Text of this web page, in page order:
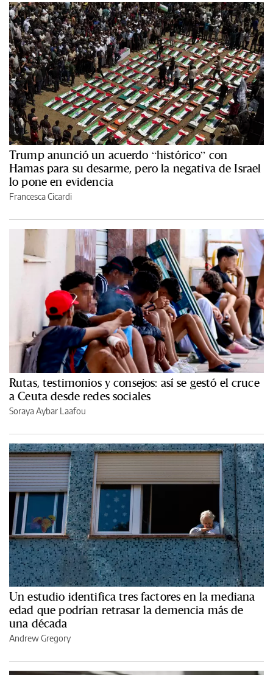
Trump anunció un acuerdo “histórico” con
Hamas para su desarme, pero la negativa de Israel
lo pone en evidencia
Francesca Cicardi
Rutas, testimonios y consejos: así se gestó el cruce
a Ceuta desde redes sociales
Soraya Aybar Laafou
Un estudio identifica tres factores en la mediana
edad que podrían retrasar la demencia más de
una década
Andrew Gregory